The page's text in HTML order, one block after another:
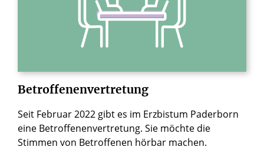
Betroffenenvertretung
Seit Februar 2022 gibt es im Erzbistum Paderborn
eine Betroffenenvertretung. Sie möchte die
Stimmen von Betroffenen hörbar machen.